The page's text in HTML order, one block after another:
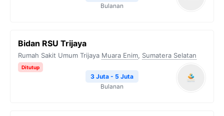
Bulanan
Bidan RSU Trijaya
Rumah Sakit Umum Trijaya Muara Enim, Sumatera Selatan
Ditutup
3 Juta - 5 Juta
Bulanan